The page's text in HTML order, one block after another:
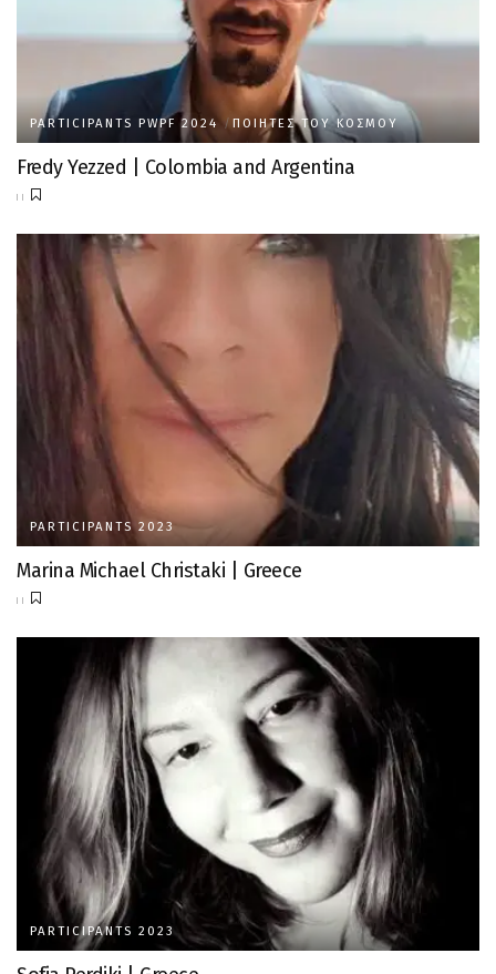
PARTICIPANTS PWPF 2024 ΠΟΙΗΤΈΣ ΤΟΥ ΚΌΣΜΟΥ
Fredy Yezzed | Colombia and Argentina
PARTICIPANTS 2023
Marina Michael Christaki | Greece
PARTICIPANTS 2023